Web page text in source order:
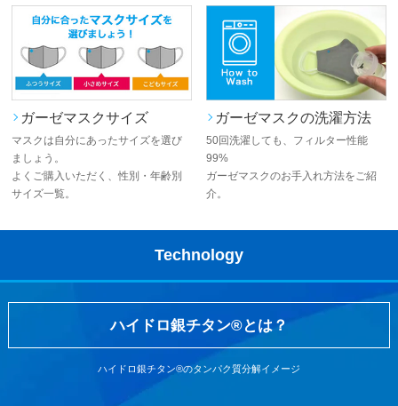
ガーゼマスクサイズ
マスクは自分にあったサイズを選び
ましょう。
よくご購入いただく、性別・年齢別
サイズ一覧。
ガーゼマスクの洗濯方法
50回洗濯しても、フィルター性能
99%
ガーゼマスクのお手入れ方法をご紹
介。
Technology
ハイドロ銀チタン®とは？
ハイドロ銀チタン®のタンパク質分解イメージ